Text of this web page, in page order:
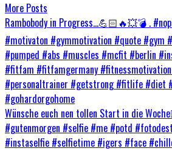
More Posts
Post
navigation
Rambobody in Progress…💪🏻🔥💥💣 .
#motivaton #gymmotivation #quote #gym
#pumped #abs #muscles #mcfit #berlin
#fitfam #fitfamgermany
#personaltrainer #getstrong #fitlife #diet
#gohardorgohome
Wünsche euch nen tollen Start in die
#gutenmorgen #selfie #me #potd
#instaselfie #selfietime #igers #face